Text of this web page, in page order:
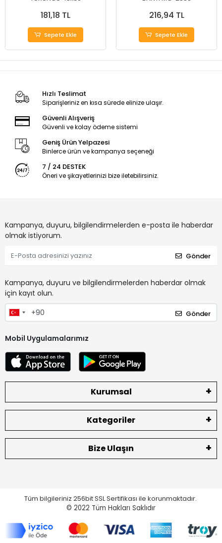
181,18 TL
Sepete Ekle
216,94 TL
Sepete Ekle
Hızlı Teslimat
Siparişleriniz en kısa sürede elinize ulaşır.
Güvenli Alışveriş
Güvenli ve kolay ödeme sistemi
Geniş Ürün Yelpazesi
Binlerce ürün ve kampanya seçeneği
7 / 24 DESTEK
Öneri ve şikayetlerinizi bize iletebilirsiniz.
Kampanya, duyuru, bilgilendirmelerden e-posta ile haberdar
olmak istiyorum.
Gönder
Kampanya, duyuru ve bilgilendirmelerden haberdar olmak
için kayıt olun.
Gönder
Mobil Uygulamalarımız
Kurumsal
Kategoriler
Bize Ulaşın
Tüm bilgileriniz 256bit SSL Sertifikası ile korunmaktadır.
© 2022 Tüm Hakları Saklıdır